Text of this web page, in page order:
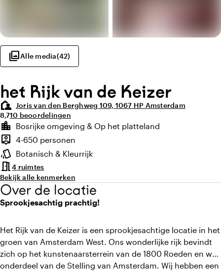
photo_libraryAlle media(42)
het Rijk van de Keizer
location_away
Joris van den Berghweg 109, 1067 HP Amsterdam
Gemiddelde beoordeling van 8,7 uit 10
8,7Aantal beoordelingen: 10
10 beoordelingen
Highlights
location_city
Locatie en omgeving
Bosrijke omgeving & Op het platteland
person_pin
Capaciteit
4-650 personen
style
Sfeer en uitstraling
Botanisch & Kleurrijk
meeting_room4 ruimtes
Bekijk alle kenmerken
Over de locatie
Sprookjesachtig prachtig!
Het Rijk van de Keizer is een sprookjesachtige locatie in het
groen van Amsterdam West. Ons wonderlijke rijk bevindt
zich op het kunstenaarsterrein van de 1800 Roeden en was
onderdeel van de Stelling van Amsterdam. Wij hebben een